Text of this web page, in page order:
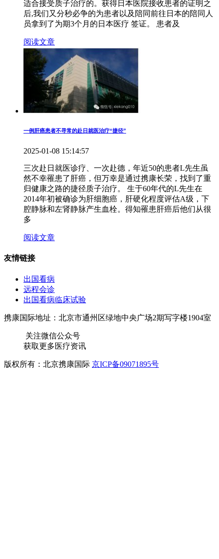
适合接受质子治疗的。获得日本医院接收患者的证明之
后,我们又分秒必争的为患者以及陪同前往日本的陪同人
员拿到了为期3个月的日本医疗 签证。 患者及
阅读文章
一例肝癌患者不寻常的赴日就医治疗“捷径”
2025-01-08 15:14:57
三次赴日就医诊疗、一次赴德，年近50的患者L先生虽
然不幸罹患了肝癌，但万幸是通过携康长荣，找到了重
归健康之路的捷径质子治疗。 生于60年代的L先生在
2014年初被确诊为肝细胞癌，肝硬化程度评估A级，下
腔静脉和左肾静脉产生血栓。得知罹患肝癌后他们从很
多
阅读文章
友情链接
出国看病
远程会诊
出国看病临床试验
携康国际地址：北京市通州区绿地中央广场2期写字楼1904室
关注微信公众号
获取更多医疗资讯
版权所有：北京携康国际 京ICP备09071895号